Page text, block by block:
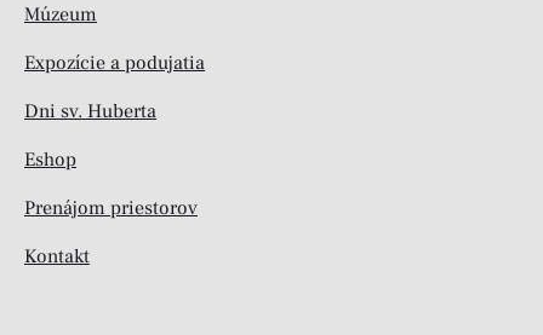
Múzeum
Expozície a podujatia
Dni sv. Huberta
Eshop
Prenájom priestorov
Kontakt